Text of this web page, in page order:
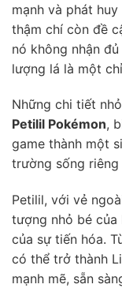
mạnh và phát
thậm chí còn đề
nó không nhận
lượng lá là một
Những chi tiết
Petilil Pokémon,
game thành một
trường sống riêng
Petilil, với vẻ
tượng nhỏ bé của
của sự tiến hóa.
có thể trở thành
mạnh mẽ, sẵn